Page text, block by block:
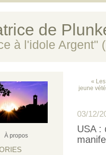
de
à l'idole Argent"
À propos
«
jeune
03/12/
USA :